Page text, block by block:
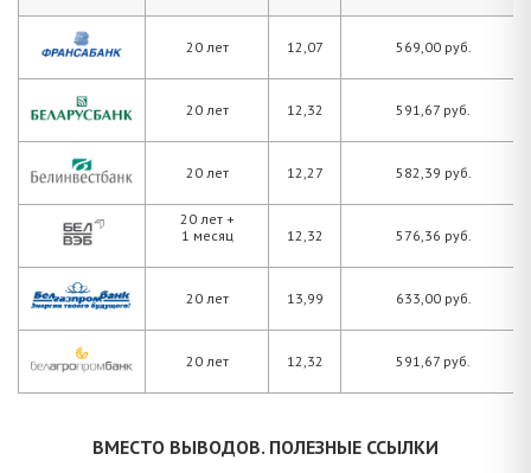
20 лет 12,07 569,00 руб.
20 лет 12,32 591,67 руб.
20 лет 12,27 582,39 руб.
20 лет +
1 месяц
12,32 576,36 руб.
20 лет 13,99 633,00 руб.
20 лет 12,32 591,67 руб.
ВМЕСТО ВЫВОДОВ. ПОЛЕЗНЫЕ ССЫЛКИ